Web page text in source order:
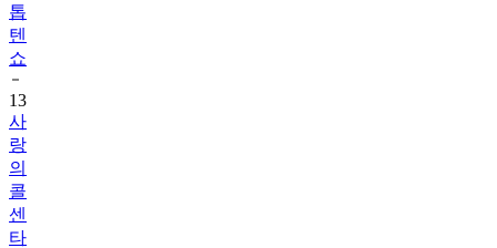
톱
텐
쇼
13
사
랑
의
콜
센
타